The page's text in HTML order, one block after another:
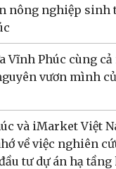
nông nghiệp sinh
Vĩnh Phúc cùng cả
vươn mình
và iMarket Việt
về việc nghiên
tư dự án hạ tầng